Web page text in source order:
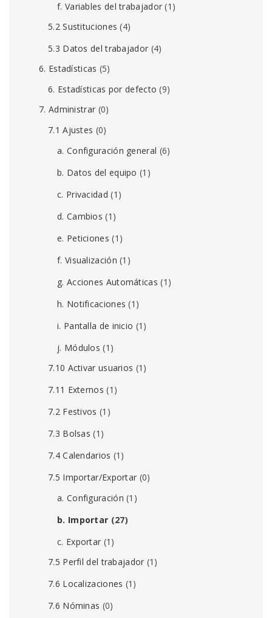
f. Variables del trabajador (1)
5.2 Sustituciones (4)
5.3 Datos del trabajador (4)
6. Estadísticas (5)
6. Estadísticas por defecto (9)
7. Administrar (0)
7.1 Ajustes (0)
a. Configuración general (6)
b. Datos del equipo (1)
c. Privacidad (1)
d. Cambios (1)
e. Peticiones (1)
f. Visualización (1)
g. Acciones Automáticas (1)
h. Notificaciones (1)
i. Pantalla de inicio (1)
j. Módulos (1)
7.10 Activar usuarios (1)
7.11 Externos (1)
7.2 Festivos (1)
7.3 Bolsas (1)
7.4 Calendarios (1)
7.5 Importar/Exportar (0)
a. Configuración (1)
b. Importar (27)
c. Exportar (1)
7.5 Perfil del trabajador (1)
7.6 Localizaciones (1)
7.6 Nóminas (0)